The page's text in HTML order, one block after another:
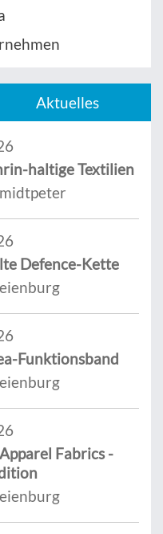
Aktuelles
haltige Textilien
Defence-Kette
Funktionsband
Fabrics -